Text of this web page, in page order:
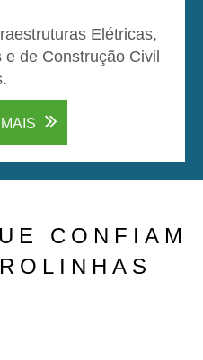
Elétricas,
de Construção Civil
CONFIAM